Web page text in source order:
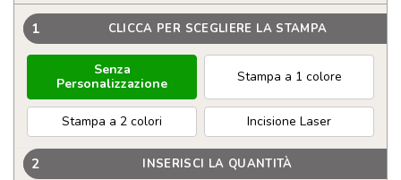
1 CLICCA PER SCEGLIERE LA STAMPA
Senza
Personalizzazione
Stampa a 1 colore
Stampa a 2 colori Incisione Laser
2 INSERISCI LA QUANTITÀ